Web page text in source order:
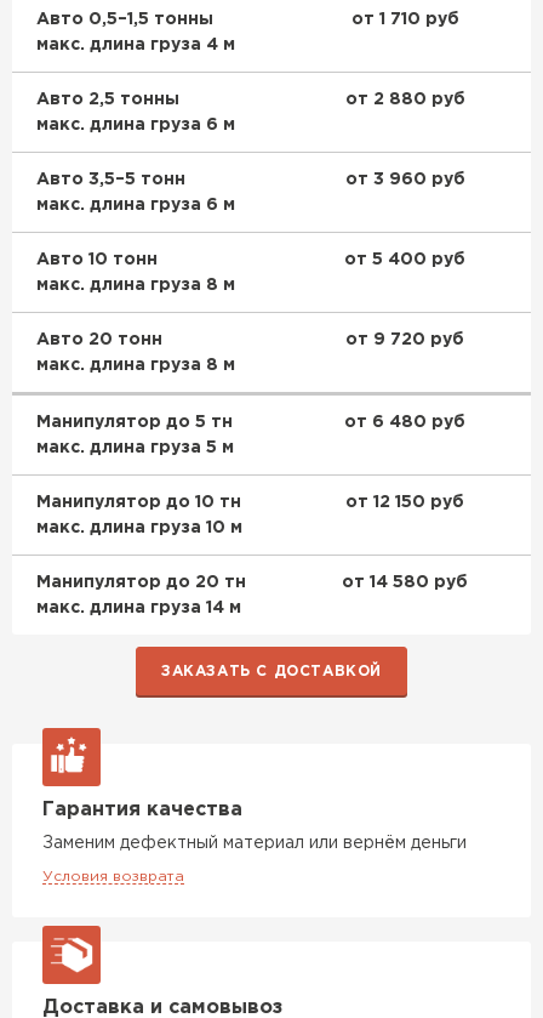
Авто 0,5–1,5 тонны
макс. длина груза 4 м
от 1 710 руб
Авто 2,5 тонны
макс. длина груза 6 м
от 2 880 руб
Авто 3,5–5 тонн
макс. длина груза 6 м
от 3 960 руб
Авто 10 тонн
макс. длина груза 8 м
от 5 400 руб
Авто 20 тонн
макс. длина груза 8 м
от 9 720 руб
Манипулятор до 5 тн
макс. длина груза 5 м
от 6 480 руб
Манипулятор до 10 тн
макс. длина груза 10 м
от 12 150 руб
Манипулятор до 20 тн
макс. длина груза 14 м
от 14 580 руб
ЗАКАЗАТЬ С ДОСТАВКОЙ
Гарантия качества
Заменим дефектный материал или вернём деньги
Условия возврата
Доставка и самовывоз
Гипсокартон
Утеплитель Неман
ПЕРЕЙТИ
Утеплитель Baswool
ПЕРЕЙТИ
Утеплитель Izolife